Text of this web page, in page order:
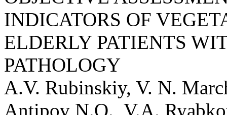
INDICATORS OF
ELDERLY PATIENTS
PATHOLOGY
A.V. Rubinskiy, V. N.
Antipov N.О., V.A.